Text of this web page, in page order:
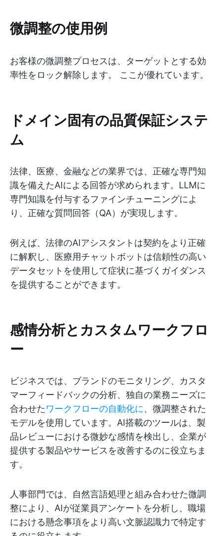
微調整の使用例
お客様の微調整プロセスは、ターゲットとする効
率性をロック解除します。 ここが優れています。
ドメイン固有の品質保証システ
ム
法律、医療、金融などの業界では、正確な専門知
識を備えたAIによる回答が求められます。LLMに
専門知識を付与するファインチューニングによ
り、正確な質問回答（QA）が実現します。
例えば、法律のAIアシスタントは契約をより正確
に解釈し、医療用チャットボットは信頼性の高い
データセットを使用して症状に基づくガイダンス
を提供することができます。
感情分析とカスタムワークフロ
ー
ビジネスでは、ブランドのモニタリング、カスタ
マーフィードバックの分析、独自の業務ニーズに
合わせたワークフローの自動化に、微調整された
モデルを使用しています。AI搭載のツールは、製
品レビューにおける微妙な感情を検出し、企業が
提供する製品やサービスを改善するのに役立ちま
す。
人事部門では、自然言語処理と組み合わせた微調
整により、AIが従業員アンケートを分析し、職場
における懸念事項をより高い文脈認識力で特定す